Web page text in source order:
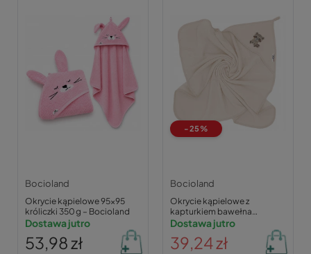
Bocioland
Okrycie kąpielowe 95x95
króliczki 350 g – Bocioland
Dostawa jutro
53,98 zł
-25%
Bocioland
Okrycie kąpielowe z
kapturkiem bawełna
100x100 Bocioland
Dostawa jutro
39,24 zł